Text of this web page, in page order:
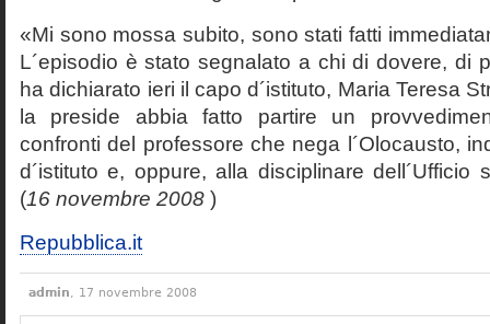
«Mi sono mossa subito, sono stati fatti
L´episodio è stato segnalato a chi di dovere, di
ha dichiarato ieri il capo d´istituto, Maria Teresa
la preside abbia fatto partire un
confronti del professore che nega l´Olocausto,
d´istituto e, oppure, alla disciplinare dell´Ufficio
(16 novembre 2008 )
Repubblica.it
admin, 17 novembre 2008